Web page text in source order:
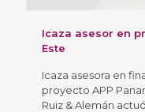
Icaza asesor en
Este
Icaza asesora en
proyecto APP
Ruiz & Alemán